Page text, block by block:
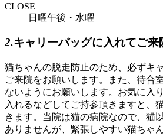
CLOSE
日曜午後・水曜
2.キャリーバッグに入れてご来
猫ちゃんの脱走防止のため、必ずキ
ご来院をお願いします。また、待合
ないようにお願いします。お気に入
入れるなどしてご持参頂きますと、
きます。当院は猫の病院なので、猫
ありませんが、緊張しやすい猫ちゃ